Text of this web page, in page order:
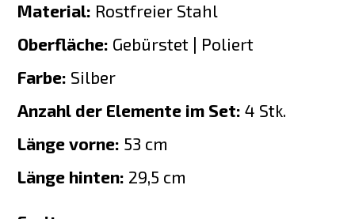
Material: Rostfreier Stahl
Oberfläche: Gebürstet | Poliert
Farbe: Silber
Anzahl der Elemente im Set: 4 Stk.
Länge vorne: 53 cm
Länge hinten: 29,5 cm